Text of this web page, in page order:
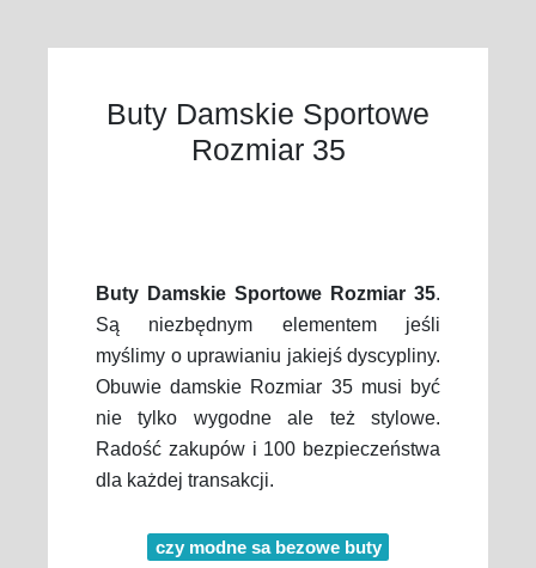
Buty Damskie Sportowe
Rozmiar 35
Buty Damskie Sportowe Rozmiar 35.
Są niezbędnym elementem jeśli
myślimy o uprawianiu jakiejś dyscypliny.
Obuwie damskie Rozmiar 35 musi być
nie tylko wygodne ale też stylowe.
Radość zakupów i 100 bezpieczeństwa
dla każdej transakcji.
czy modne sa bezowe buty